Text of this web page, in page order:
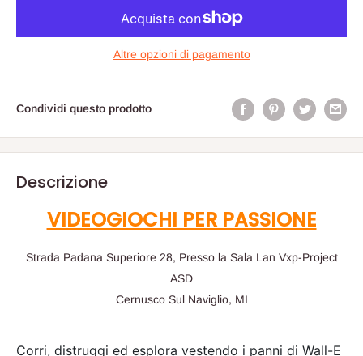
Altre opzioni di pagamento
Condividi questo prodotto
Descrizione
VIDEOGIOCHI PER PASSIONE
Strada Padana Superiore 28, Presso la Sala Lan Vxp-Project
ASD
Cernusco Sul Naviglio, MI
Corri, distruggi ed esplora vestendo i panni di Wall-E